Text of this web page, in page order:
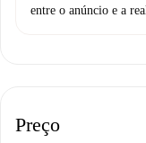
entre o anúncio e a
Preço